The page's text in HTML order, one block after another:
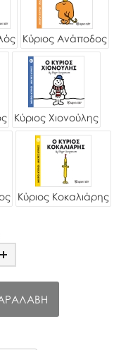
Κύριος Ανάποδος
Κύριος Χιονούλης
Κύριος Κοκαλιάρης
Plus